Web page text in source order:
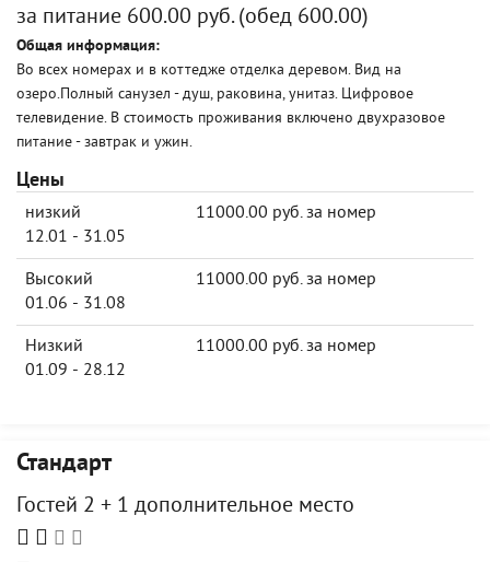
за питание 600.00 руб. (обед 600.00)
Общая информация:
Во всех номерах и в коттедже отделка деревом. Вид на
озеро.Полный санузел - душ, раковина, унитаз. Цифровое
телевидение. В стоимость проживания включено двухразовое
питание - завтрак и ужин.
Цены
низкий
12.01 - 31.05
11000.00 руб. за номер
Высокий
01.06 - 31.08
11000.00 руб. за номер
Низкий
01.09 - 28.12
11000.00 руб. за номер
Стандарт
Гостей 2 + 1 дополнительное место